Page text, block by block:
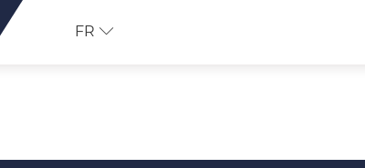
FR